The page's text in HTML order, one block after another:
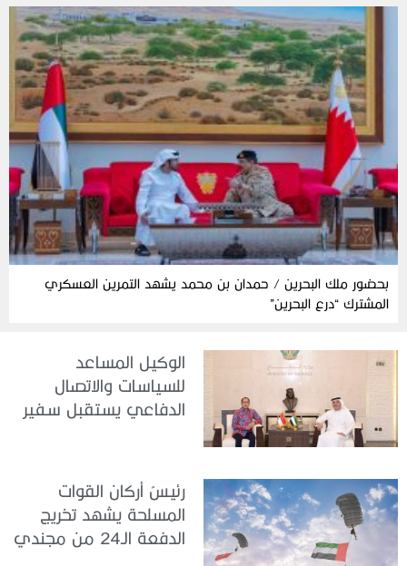
بحضور ملك البحرين / حمدان بن محمد يشهد التمرين العسكري
المشترك “درع البحرين”
الوكيل المساعد
للسياسات والاتصال
الدفاعي يستقبل سفير
رئيسُ أركان القوات
المسلحة يشهد تخريج
الدفعة الـ24 من مجندي